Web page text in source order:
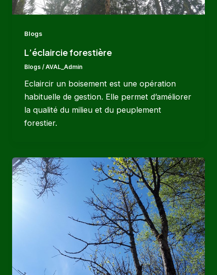
Blogs
L’éclaircie forestière
Blogs/ AVAL_Admin
Eclaircir un boisement est une opération
habituelle de gestion. Elle permet d’améliorer
la qualité du milieu et du peuplement
forestier.